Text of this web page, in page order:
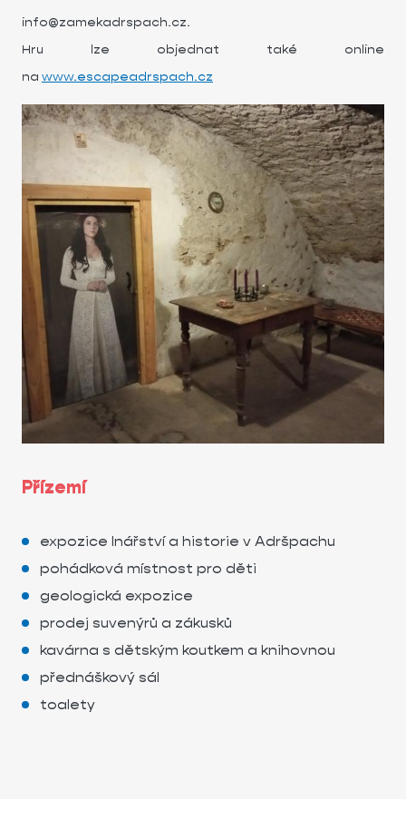
info@zamekadrspach.cz.
Hru lze objednat také online
na www.escapeadrspach.cz
Přízemí
expozice lnářství a historie v Adršpachu
pohádková místnost pro děti
geologická expozice
prodej suvenýrů a zákusků
kavárna s dětským koutkem a knihovnou
přednáškový sál
toalety